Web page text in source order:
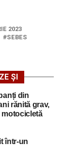
2023
SEBES
ȘI
din
rănită grav,
motocicletă
într-un